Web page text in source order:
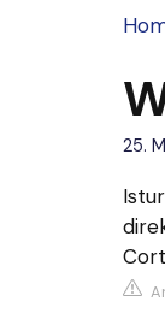
25.